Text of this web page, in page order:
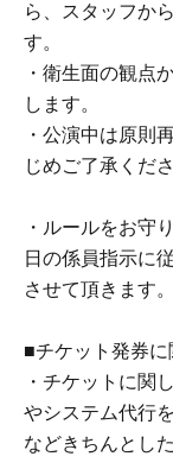
ら、スタッフか
す。
・衛生面の観点
します。
・公演中は原則
じめご了承くださ
・ルールをお守
日の係員指示に
させて頂きます。
■チケット発券に
・チケットに関
やシステム代行
などきちんとし